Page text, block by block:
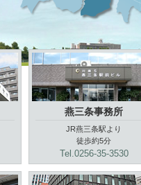
燕三条事務所
JR燕三条駅より
徒歩約5分
Tel.0256-35-3530